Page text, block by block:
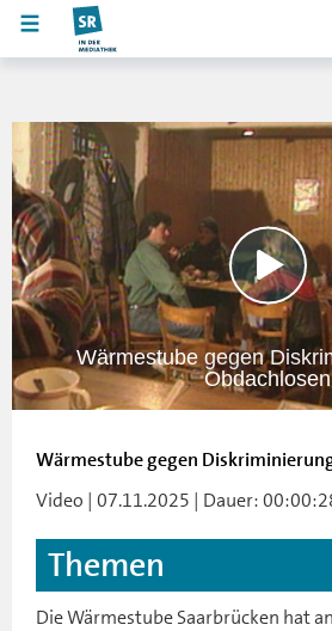
Wärmestube gegen
Obdachlosen
Wärmestube gegen
Video | 07.11.2025 | Dauer: 00:00:28
Themen
Die Wärmestube Saarbrücken hat